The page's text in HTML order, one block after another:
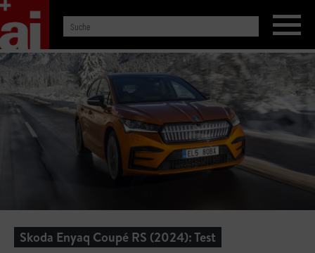
Skoda Enyaq Coupé RS (2024): Test